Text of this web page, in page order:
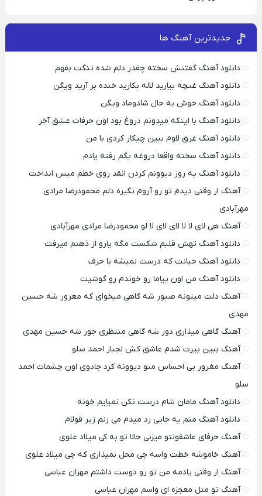
جدیدترین آهنگ ها
دانلود آهنگ گفتنش سخته چقدر دلم شده تنگت بفهم
دانلود آهنگ غنچه بیارید لاله بکارید خنده بر آرید ویگن
دانلود آهنگ خوش به حال شادوماد ویگن
دانلود آهنگ با اینکه میدونم دروغ بود اون حرفات عشق آخر
دانلود آهنگ غرق لاوم ببین چیکار کردی با من
دانلود آهنگ سخته واقعا دروغه بگم رفته یادم
دانلود آهنگ یه روز دیوونم کردن انقد روی خطم میس انداخت
آهنگ از وقتی دیدم تو رو آروم نگیره دلم محمودرضا مرادی
مهرآبادی
آهنگ هی لای لا لا لای لای لا لو محمودرضا مرادی مهرآبادی
دانلود آهنگ تهش قلبم شکست مگه یارو از ذهنم میرفت
دانلود آهنگ خیانت که درست نمیشه با حرف
دانلود آهنگ من اون پیاما رو خوندم رو گوشیت
آهنگ دلت میتونه صبور شه گاهی میخوای که مغرور شه حسین
مهدی
آهنگ گاهی میذاری دور شه گاهی منتظری جور شه حسین مهدی
آهنگ ببین پیرت شدم عاشق کش لجباز احمد سلو
آهنگ مغرور بی احساس منو دیوونه کرد جادوی اون چشمات احمد
سلو
دانلود آهنگ مامان شام درست نکن نمیایم خونه
دانلود آهنگ منم یه جایی رد میدم می زنم زیر قولام
آهنگ حرفای عاشقونتو میزنی حالا تو به کی میلاد علوی
آهنگ خاموشه خطت واسه چی محل نمیذاری که چی میلاد علوی
آهنگ از وقتی یادمه من تو رو دوست داشتم مهران عباسی
آهنگ تو مثل معجزه ای واسم مهران عباسی